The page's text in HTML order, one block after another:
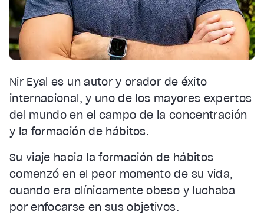
Nir Eyal es un autor y orador de éxito
internacional, y uno de los mayores expertos
del mundo en el campo de la concentración
y la formación de hábitos.
Su viaje hacia la formación de hábitos
comenzó en el peor momento de su vida,
cuando era clínicamente obeso y luchaba
por enfocarse en sus objetivos.